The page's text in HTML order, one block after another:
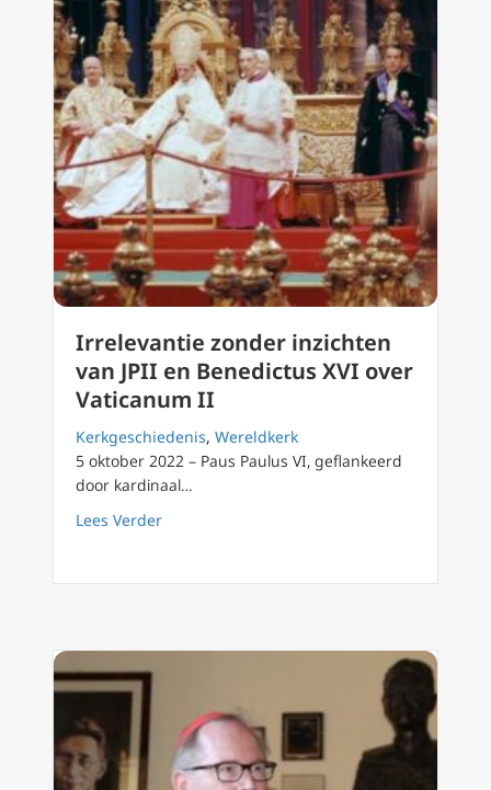
Irrelevantie zonder inzichten
van JPII en Benedictus XVI over
Vaticanum II
Kerkgeschiedenis, Wereldkerk
5 oktober 2022 – Paus Paulus VI, geflankeerd
door kardinaal…
Lees Verderabout Irrelevantie zonder inzichten van JPII